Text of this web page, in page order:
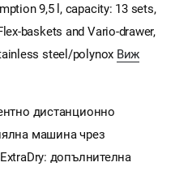
9,5 l, capacity: 13 sets,
baskets and Vario-drawer,
steel/polynox Виж
дистанционно
машина чрез
допълнителна